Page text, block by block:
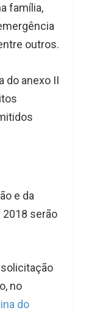
família,
outros.
do anexo II
e da
serão
no
do